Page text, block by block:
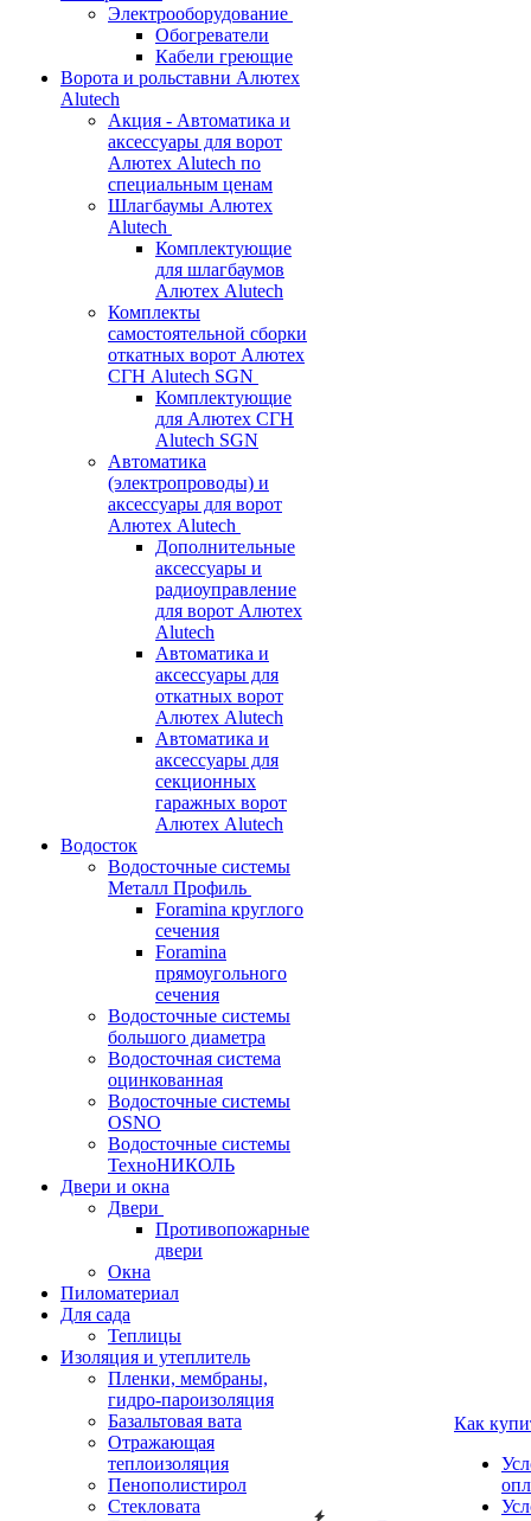
Электрооборудование
Обогреватели
Кабели греющие
Ворота и рольставни Алютех
Alutech
Акция - Автоматика и
аксессуары для ворот
Алютех Alutech по
специальным ценам
Шлагбаумы Алютех
Alutech
Комплектующие
для шлагбаумов
Алютех Alutech
Комплекты
самостоятельной сборки
откатных ворот Алютех
СГН Alutech SGN
Комплектующие
для Алютех СГН
Alutech SGN
Автоматика
(электропроводы) и
аксессуары для ворот
Алютех Alutech
Дополнительные
аксессуары и
радиоуправление
для ворот Алютех
Alutech
Автоматика и
аксессуары для
откатных ворот
Алютех Alutech
Автоматика и
аксессуары для
секционных
гаражных ворот
Алютех Alutech
Водосток
Водосточные системы
Металл Профиль
Foramina круглого
сечения
Foramina
прямоугольного
сечения
Водосточные системы
большого диаметра
Водосточная система
оцинкованная
Водосточные системы
OSNO
Водосточные системы
ТехноНИКОЛЬ
Двери и окна
Двери
Противопожарные
двери
Окна
Пиломатериал
Для сада
Теплицы
Изоляция и утеплитель
Пленки, мембраны,
гидро-пароизоляция
Базальтовая вата
Отражающая
теплоизоляция
Пенополистирол
Стекловата
Как